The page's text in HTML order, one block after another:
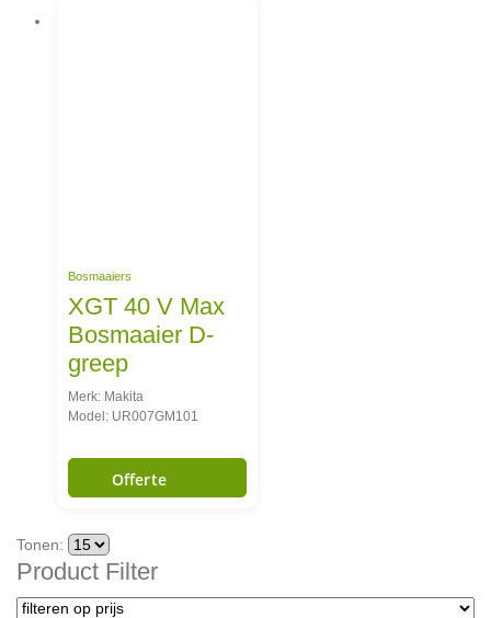
Bosmaaiers
XGT 40 V Max
Bosmaaier D-
greep
Merk: Makita
Model: UR007GM101
Offerte
Tonen:
Product Filter